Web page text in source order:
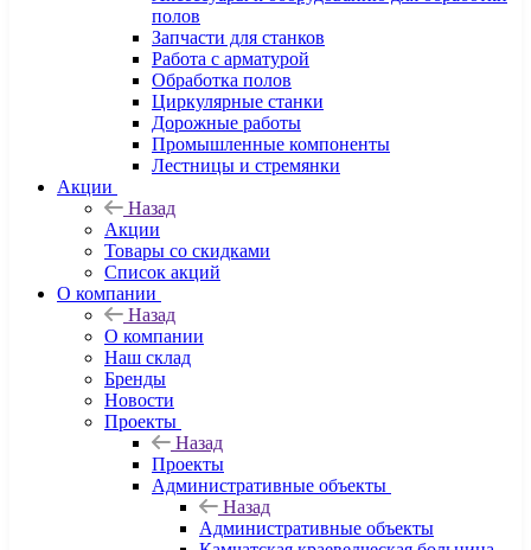
полов
Запчасти для станков
Работа с арматурой
Обработка полов
Циркулярные станки
Дорожные работы
Промышленные компоненты
Лестницы и стремянки
Акции
Назад
Акции
Товары со скидками
Список акций
О компании
Назад
О компании
Наш склад
Бренды
Новости
Проекты
Назад
Проекты
Административные объекты
Назад
Административные объекты